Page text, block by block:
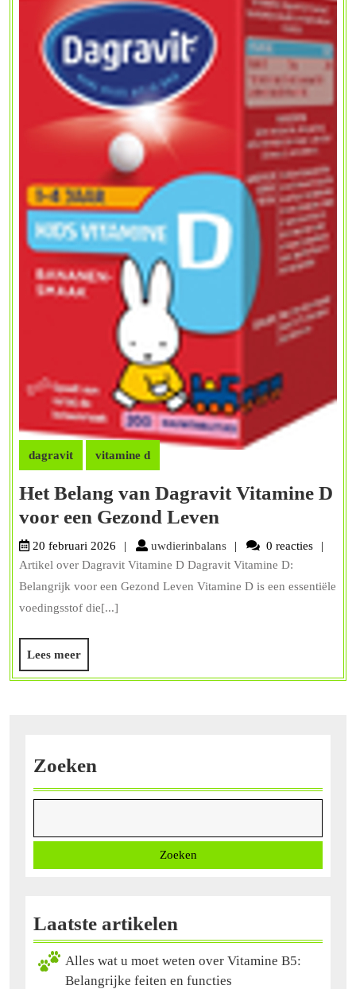
dagravit vitamine d
Het Belang van Dagravit Vitamine D
voor een Gezond Leven
Belang
van
Dagravit
een
20 februari 2026 uwdierinbalansuwdierinbalans
0 reacties
Artikel over Dagravit Vitamine D Dagravit Vitamine D:
Belangrijk voor een Gezond Leven Vitamine D is een essentiële
voedingsstof die[...]
Lees meerLees
meer
Zoeken
Zoeken
Laatste artikelen
Alles wat u moet weten over Vitamine B5:
Belangrijke feiten en functies